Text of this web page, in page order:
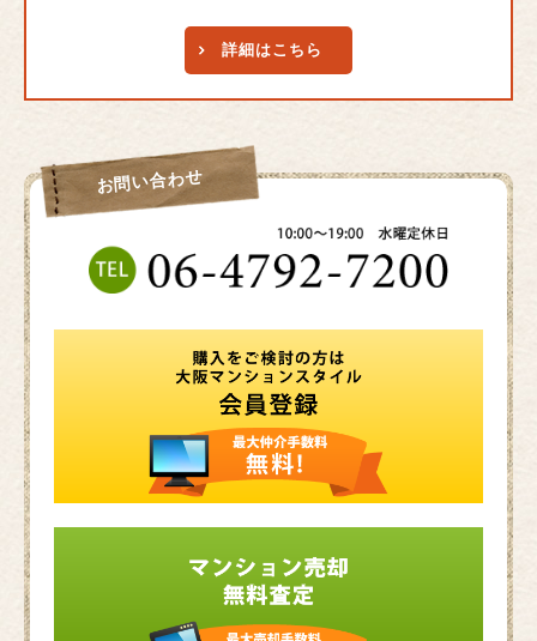
詳細はこちら
お問い合わせ